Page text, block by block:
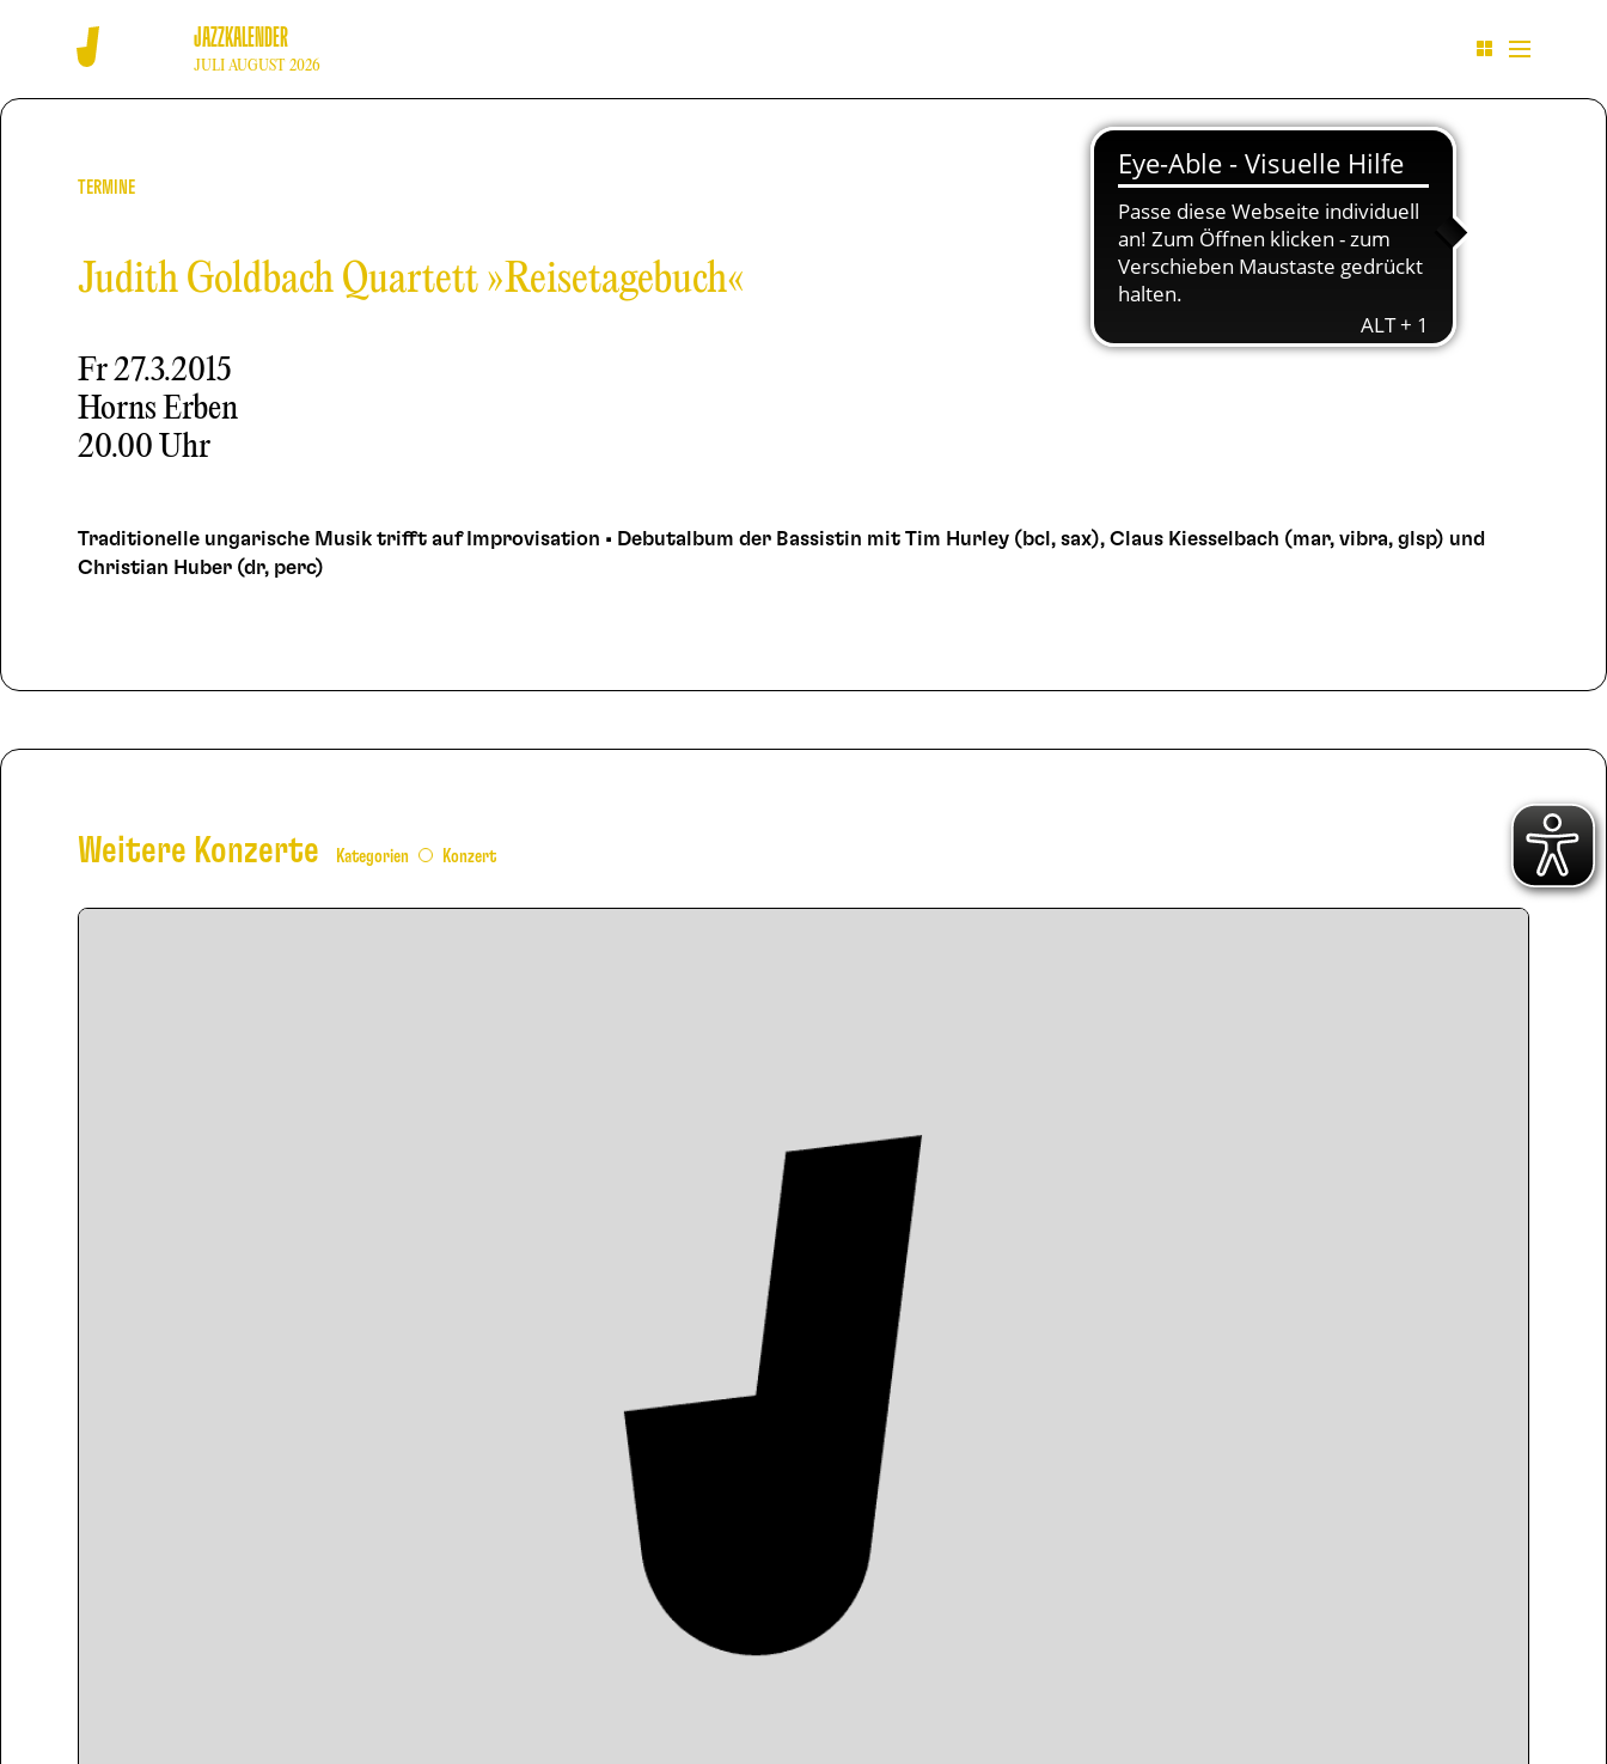
JAZZKALENDER
JULI AUGUST 2026
TERMINE
Judith Goldbach Quartett »Reisetagebuch«
Fr27.3.2015
Horns Erben
20.00 Uhr
Traditionelle ungarische Musik trifft auf Improvisation • Debutalbum der Bassistin mit Tim Hurley (bcl, sax), Claus Kiesselbach (mar, vibra, glsp) und
Christian Huber (dr, perc)
Weitere Konzerte Kategorien Konzert